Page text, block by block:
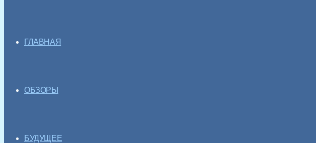
ГЛАВНАЯ
ОБЗОРЫ
БУДУЩЕЕ